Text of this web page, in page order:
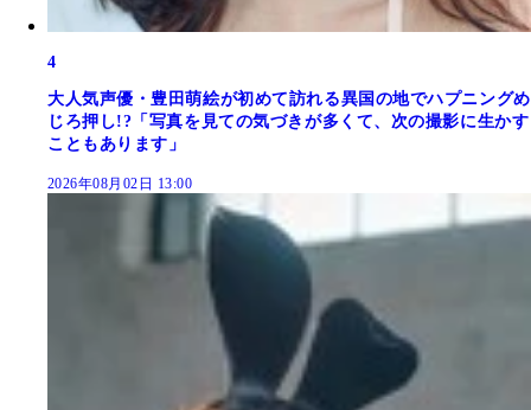
4
大人気声優・豊田萌絵が初めて訪れる異国の地でハプニングめ
じろ押し!?「写真を見ての気づきが多くて、次の撮影に生かす
こともあります」
2026年08月02日 13:00